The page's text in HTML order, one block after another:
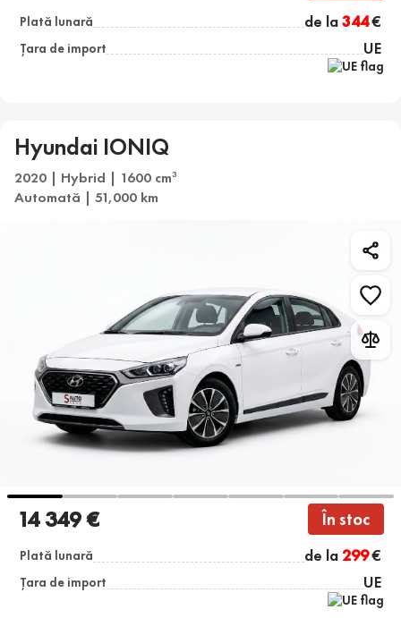
Plată lunară de la344€
Țara de import UE
Hyundai IONIQ
2020 | Hybrid | 1600 cm3
Automată | 51,000 km
14 349 € În stoc
Plată lunară de la299€
Țara de import UE